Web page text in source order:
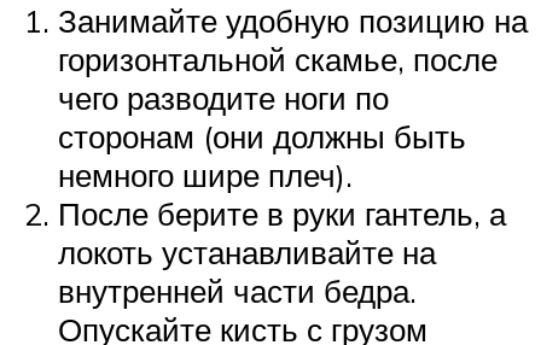
Занимайте удобную позицию на
горизонтальной скамье, после
чего разводите ноги по
сторонам (они должны быть
немного шире плеч).
После берите в руки гантель, а
локоть устанавливайте на
внутренней части бедра.
Опускайте кисть с грузом